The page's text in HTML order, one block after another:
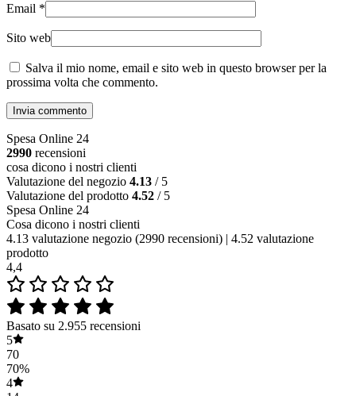
Email *
Sito web
Salva il mio nome, email e sito web in questo browser per la
prossima volta che commento.
Invia commento
Spesa Online 24
2990 recensioni
cosa dicono i nostri clienti
Valutazione del negozio 4.13 / 5
Valutazione del prodotto 4.52 / 5
Spesa Online 24
Cosa dicono i nostri clienti
4.13 valutazione negozio (2990 recensioni) | 4.52 valutazione
prodotto
4,4
Basato su 2.955 recensioni
5
70
70%
4